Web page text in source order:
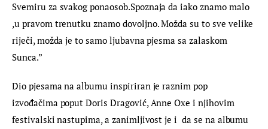
Svemiru za svakog ponaosob.Spoznaja da iako znamo malo
,u pravom trenutku znamo dovoljno. Možda su to sve velike
riječi, možda je to samo ljubavna pjesma sa zalaskom
Sunca.”
Dio pjesama na albumu inspiriran je raznim pop
izvođačima poput Doris Dragović, Anne Oxe i njihovim
festivalski nastupima, a zanimljivost je i  da se na albumu